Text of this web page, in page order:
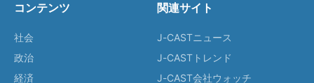
コンテンツ
社会
政治
経済
関連サイト
J-CASTニュース
J-CASTトレンド
J-CAST会社ウォッチ